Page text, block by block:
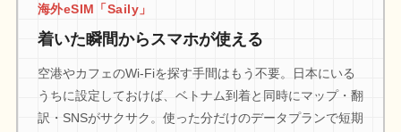
海外eSIM「Saily」
着いた瞬間からスマホが使える
空港やカフェのWi-Fiを探す手間はもう不要。日本にいる
うちに設定しておけば、ベトナム到着と同時にマップ・翻
訳・SNSがサクサク。使った分だけのデータプランで短期